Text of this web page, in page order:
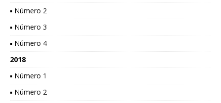
▪ Número 2
▪ Número 3
▪ Número 4
2018
▪ Número 1
▪ Número 2